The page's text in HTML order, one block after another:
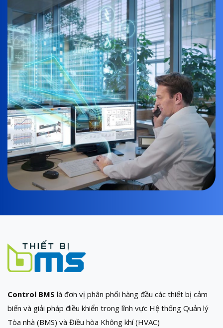
Control BMS là đơn vị phân phối hàng đầu các thiết bị cảm
biến và giải pháp điều khiển trong lĩnh vực Hệ thống Quản lý
Tòa nhà (BMS) và Điều hòa Không khí (HVAC)